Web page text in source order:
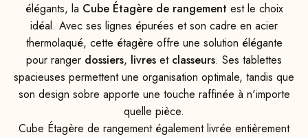
élégants, la Cube Étagère de rangement est le choix
idéal. Avec ses lignes épurées et son cadre en acier
thermolaqué, cette étagère offre une solution élégante
pour ranger dossiers, livres et classeurs. Ses tablettes
spacieuses permettent une organisation optimale, tandis que
son design sobre apporte une touche raffinée à n'importe
quelle pièce.
Cube Étagère de rangement également livrée entièrement